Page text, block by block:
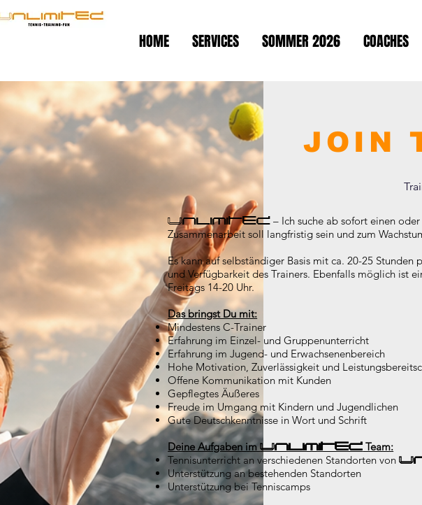
HOME SERVICES SOMMER 2026 COACHES
JOIN
Unlimited – Ich suche ab sofort einen
Zusammenarbeit soll langfristig sein und zum
Es kann auf selbständiger Basis mit ca. 20-25 Stunden
und Verfügbarkeit des Trainers. Ebenfalls möglich ist
Freitags 14-20 Uhr.
Das bringst Du mit:
Mindestens C-Trainer
Erfahrung im Einzel- und Gruppenunterricht
Erfahrung im Jugend- und Erwachsenenbereich
Hohe Motivation, Zuverlässigkeit und
Offene Kommunikation mit Kunden
Gepflegtes Äußeres
Freude im Umgang mit Kindern und Jugendlichen
Gute Deutschkenntnisse in Wort und Schrift
Deine Aufgaben imUnlimited Team:
Tennisunterricht an verschiedenen Standorten von
Unterstützung an bestehenden Standorten
Unterstützung bei Tenniscamps